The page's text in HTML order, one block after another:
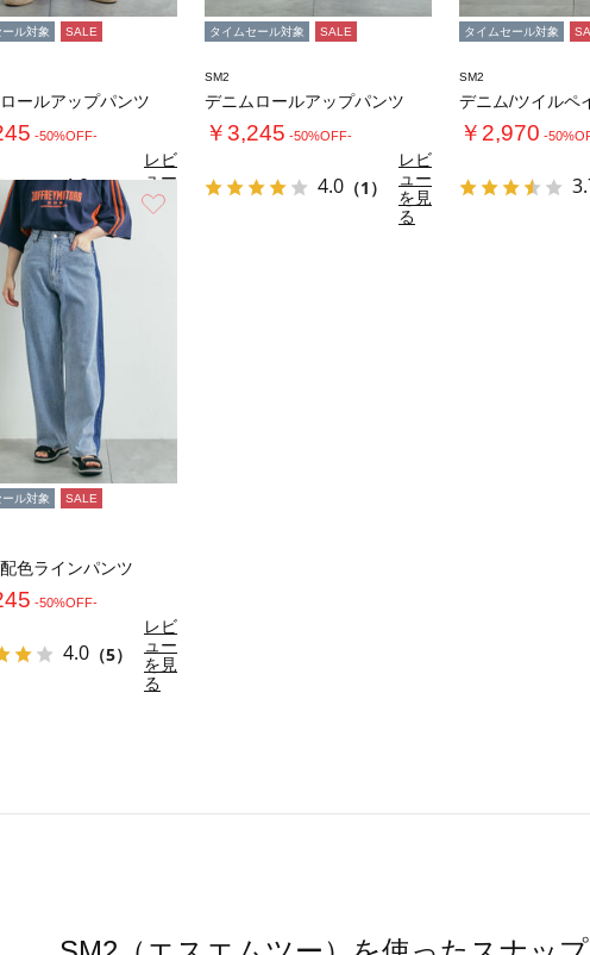
ル対象 SALE
ールアップパンツ
-50%OFF-
4.0（1）
レビ
ュー
を見
る
タイムセール対象 SALE
SM2
デニムロールアップパンツ
￥3,245 -50%OFF-
4.0 （1）
レビ
ュー
を見
る
タイムセール対象
SM2
￥2,970 -
お気に入り
ル対象 SALE
色ラインパンツ
-50%OFF-
4.0 （5）
レビ
ュー
を見
る